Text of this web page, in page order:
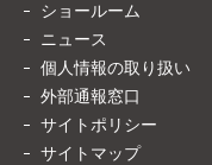
ショールーム
ニュース
個人情報の取り扱い
外部通報窓口
サイトポリシー
サイトマップ